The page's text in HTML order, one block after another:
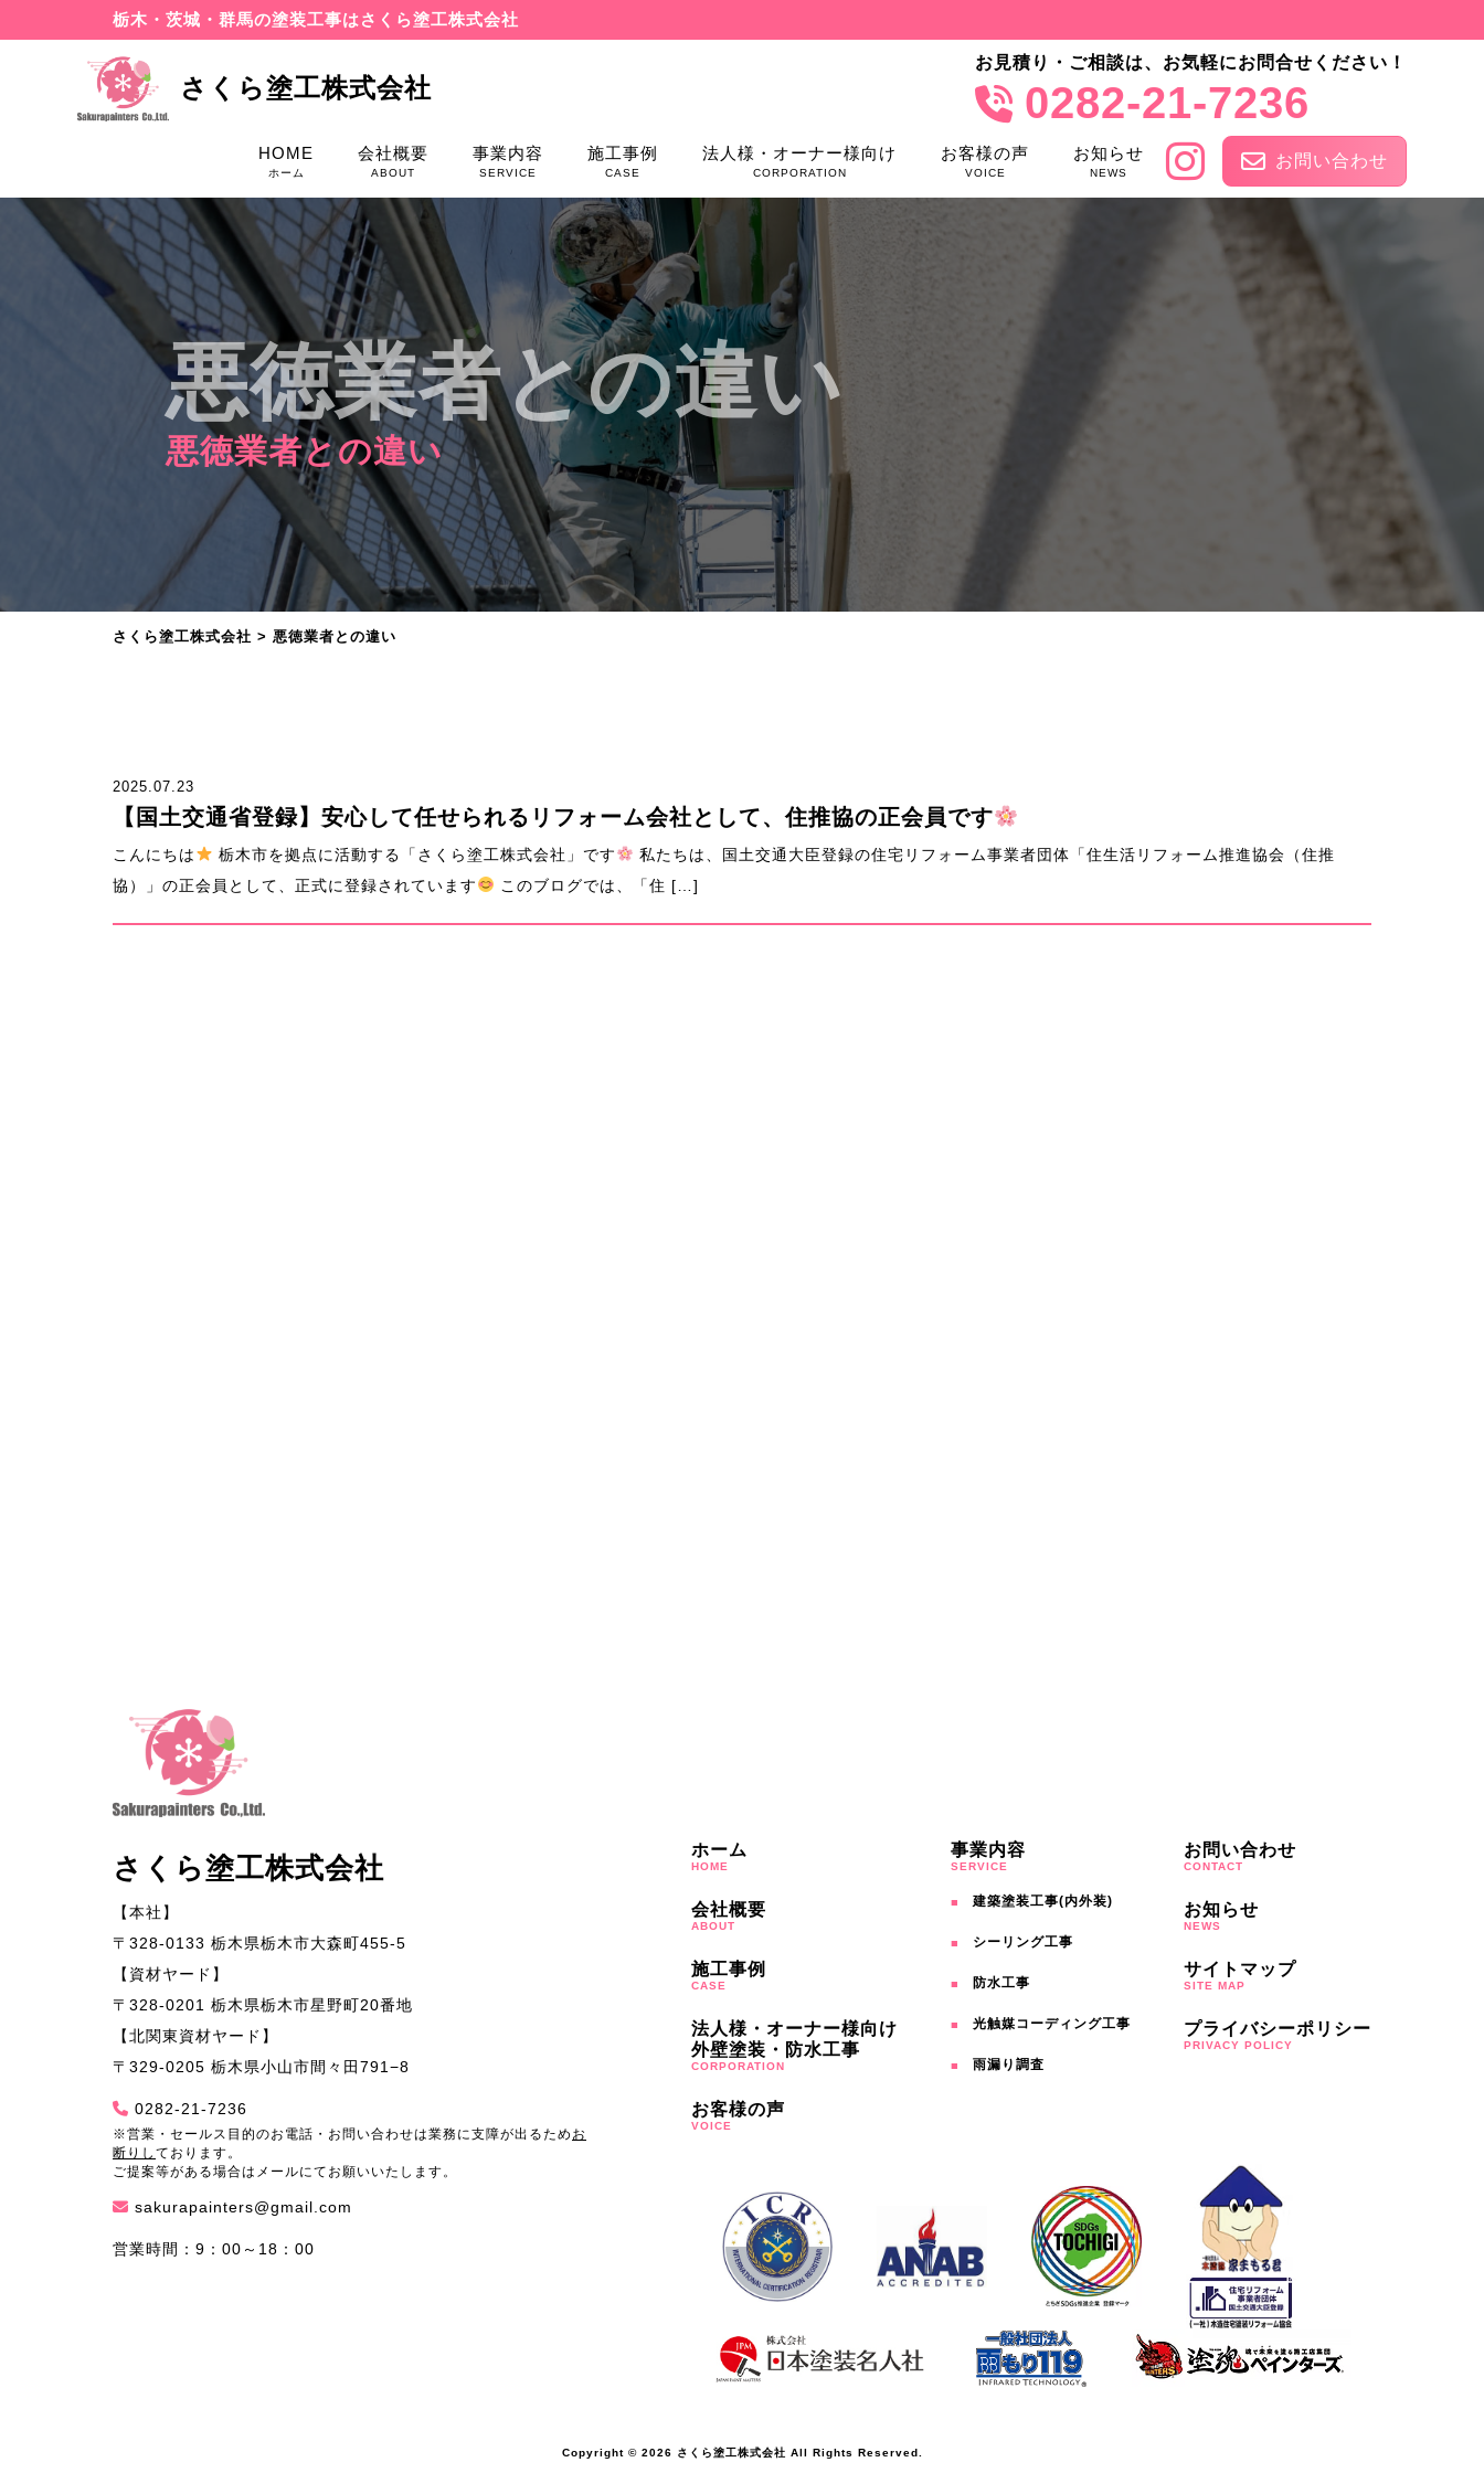
栃木・茨城・群馬の塗装工事はさくら塗工株式会社
さくら塗工株式会社
お見積り・ご相談は、お気軽にお問合せください！
0282-21-7236
HOME
ホーム
会社概要
ABOUT
事業内容
SERVICE
施工事例
CASE
法人様・オーナー様向け
CORPORATION
お客様の声
VOICE
お知らせ
NEWS
お問い合わせ
悪徳業者との違い
悪徳業者との違い
さくら塗工株式会社 > 悪徳業者との違い
2025.07.23
【国土交通省登録】安心して任せられるリフォーム会社として、住推協の正会員です
こんにちは 栃木市を拠点に活動する「さくら塗工株式会社」です
私たちは、国土交通大臣登録の住宅リフォーム事業者団体「住生活リフォーム推進協会（住推
協）」の正会員として、正式に登録されています
このブログでは、「住 […]
さくら塗工株式会社
【本社】
〒328-0133 栃木県栃木市大森町455-5
【資材ヤード】
〒328-0201 栃木県栃木市星野町20番地
【北関東資材ヤード】
〒329-0205 栃木県小山市間々田791−8
0282-21-7236
※営業・セールス目的のお電話・お問い合わせは業務に支障が出るため お
断りし ております。
ご提案等がある場合はメールにてお願いいたします。
sakurapainters@gmail.com
営業時間：9：00～18：00
ホーム
HOME
会社概要
ABOUT
施工事例
CASE
法人様・オーナー様向け
外壁塗装・防水工事
CORPORATION
お客様の声
VOICE
事業内容
SERVICE
建築塗装工事(内外装)
シーリング工事
防水工事
光触媒コーディング工事
雨漏り調査
お問い合わせ
CONTACT
お知らせ
NEWS
サイトマップ
SITE MAP
プライバシーポリシー
PRIVACY POLICY
Copyright © 2026 さくら塗工株式会社 All Rights Reserved.